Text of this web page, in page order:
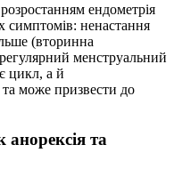
ендометрія
ненастання
(вторинна
менструальний
цикл, а й
може призвести до
анорексія та